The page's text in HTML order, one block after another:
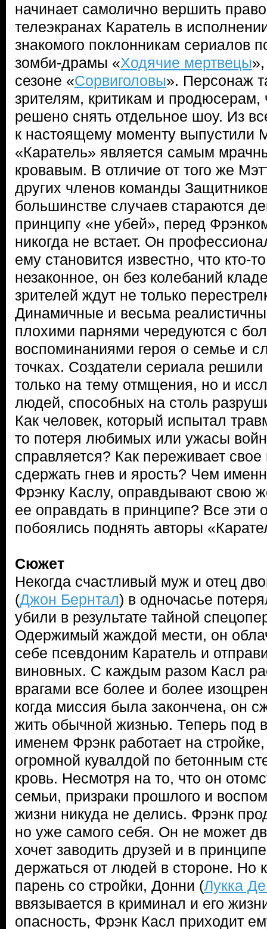
начинает самолично вершить
телеэкранах Каратель в
знакомого поклонникам сериалов
зомби-драмы «Ходячие мертвецы
сезоне «Сорвиголовы». Персонаж
зрителям, критикам и продюсерам,
решено снять отдельное шоу. Из
к настоящему моменту выпустили
«Каратель» является самым
кровавым. В отличие от того же
других членов команды
большинстве случаев стараются
принципу «не убей», перед
никогда не встает. Он
ему становится известно, что кто-
незаконное, он без колебаний
зрителей ждут не только
Динамичные и весьма
плохими парнями чередуются с
воспоминаниями героя о семье и
точках. Создатели сериала решили
только на тему отмщения, но и
людей, способных на столь
Как человек, который испытал
то потеря любимых или ужасы
справляется? Как переживает свое
сдержать гнев и ярость? Чем
Фрэнку Каслу, оправдывают свою
ее оправдать в принципе? Все эти
побоялись поднять авторы
Сюжет
Некогда счастливый муж и отец
(Джон Бернтал) в одночасье
убили в результате тайной
Одержимый жаждой мести, он
себе псевдоним Каратель и
виновных. С каждым разом Касл
врагами все более и более
когда миссия была закончена, он
жить обычной жизнью. Теперь
именем Фрэнк работает на
огромной кувалдой по бетонным
кровь. Несмотря на то, что он
семьи, призраки прошлого и
жизни никуда не делись. Фрэнк
но уже самого себя. Он не может
хочет заводить друзей и в
держаться от людей в стороне. Но
парень со стройки, Донни (Лукка
ввязывается в криминал и его
опасность, Фрэнк Касл приходит